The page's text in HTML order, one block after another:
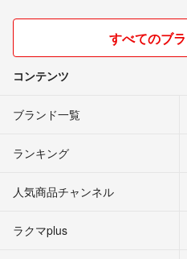
すべてのブ
コンテンツ
ブランド一覧
ランキング
人気商品チャンネル
ラクマplus